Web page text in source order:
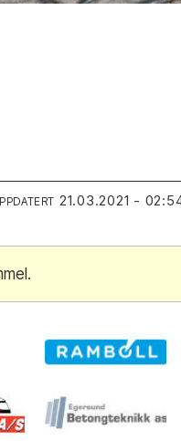
21.03.2021 -